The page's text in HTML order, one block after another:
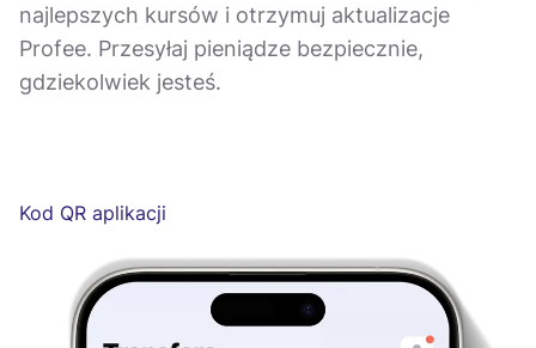
najlepszych kursów i otrzymuj aktualizacje
Profee. Przesyłaj pieniądze bezpiecznie,
gdziekolwiek jesteś.
Kod QR aplikacji